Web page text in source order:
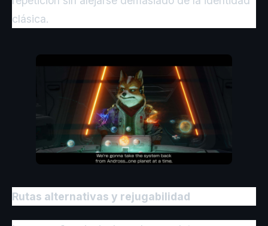
clásica.
Rutas alternativas y rejugabilidad